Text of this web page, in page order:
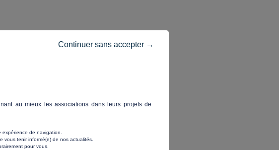
au mieux les associations dans leurs projets de
de navigation.
vous tenir informé(e) de nos actualités.
pour vous.
Continuer sans accepter →